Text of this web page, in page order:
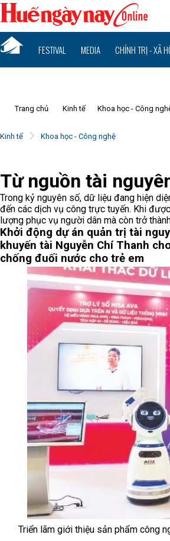
FESTIVAL MEDIA CHÍNH TRỊ - XÃ
Trang chủ Kinh tế Khoa học - Công
Kinh tế Khoa học - Công nghệ
Từ nguồn tài
Trong kỷ nguyên số, dữ liệu đang hiện
đến các dịch vụ công trực tuyến. Khi
lượng phục vụ người dân mà còn trở
Khởi động dự án quản trị tài
khuyến tài Nguyễn Chí Thanh
chống đuối nước cho trẻ em
Triển lãm giới thiệu sản phẩm công